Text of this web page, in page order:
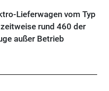
Lieferwagen vom Typ
rund 460 der
außer Betrieb